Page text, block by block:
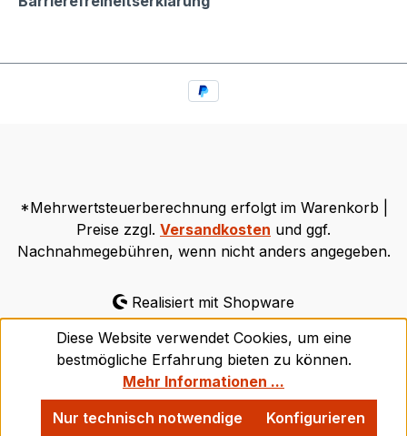
*Mehrwertsteuerberechnung erfolgt im Warenkorb |
Preise zzgl. Versandkosten und ggf.
Nachnahmegebühren, wenn nicht anders angegeben.
Realisiert mit Shopware
Diese Website verwendet Cookies, um eine
bestmögliche Erfahrung bieten zu können.
Mehr Informationen ...
Nur technisch notwendige
Konfigurieren